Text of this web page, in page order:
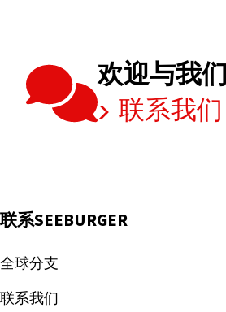
欢迎与我
联系我们
联系SEEBURGER
全球分支
联系我们